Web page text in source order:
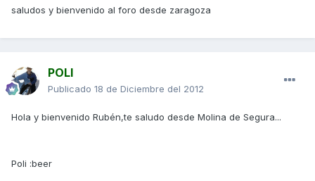
saludos y bienvenido al foro desde zaragoza
POLI
Publicado 18 de Diciembre del 2012
Hola y bienvenido Rubén,te saludo desde Molina de Segura...
Poli :beer